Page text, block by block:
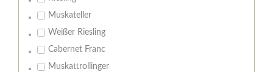
Muskateller
Weißer Riesling
Cabernet Franc
Muskattrollinger